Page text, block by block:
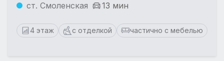
ст. Смоленская 13 мин
4 этаж с отделкой частично с мебелью